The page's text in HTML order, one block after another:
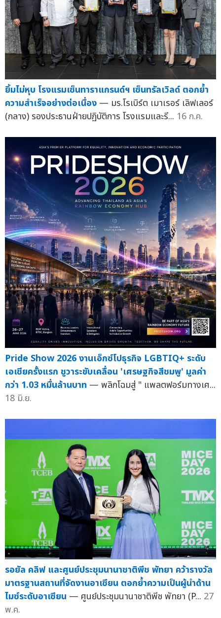
ยิ้มไม่หุบ โรงแรมเซ็นทาราแกรนด์ฯ เซ็นทรัลเวิลด์ ตอกย้ำ
ความสำเร็จอย่างต่อเนื่อง — มร.โรเบิร์ต เมาเรอร์ เลิฟเลอร์
(กลาง) รองประธานฝ่ายปฏิบัติการ โรงแรมและรี... 16 ก.ค.
Pride Show 2026 งานเอ็กซ์โปธุรกิจ LGBTIQ+ ระดับ
เอเชียครั้งแรก ชูวาระขับเคลื่อน 'เศรษฐกิจสีชมพู' มูลค่า
กว่า 1.03 หมื่นล้านบาท — พลิกโฉมสู่ " แพลตฟอร์มทางเศ...
18 มิ.ย.
รอยัล คลิฟ และศูนย์ประชุมนานาชาติพีช พัทยา คว้ารางวัล
มาตรฐานสถานที่จัดงานอาเซียน ตอกย้ำความเป็นผู้นำด้าน
ไมซ์ระดับอาเซียน — ศูนย์ประชุมนานาชาติพีช พัทยา (P... 27
พ.ค.